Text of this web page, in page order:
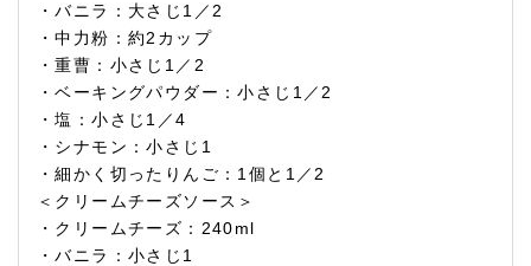
・バニラ：大さじ1／2
・中力粉：約2カップ
・重曹：小さじ1／2
・ベーキングパウダー：小さじ1／2
・塩：小さじ1／4
・シナモン：小さじ1
・細かく切ったりんご：1個と1／2
＜クリームチーズソース＞
・クリームチーズ：240ml
・バニラ：小さじ1